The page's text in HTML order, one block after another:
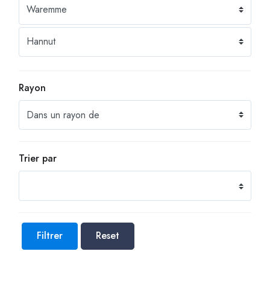
Rayon
Trier par
Filtrer Reset